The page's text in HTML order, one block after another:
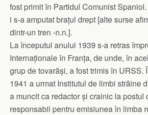
fost primit în Partidul Comunist
i s-a amputat brațul drept [alte surse
dintr-un tren -n.n.].
La începutul anului 1939 s-a retras
Internaționale în Franța, de unde, în
grup de tovarăși, a fost trimis în URSS.
1941 a urmat Institutul de limbi străine
a muncit ca redactor și crainic la postul
responsabil pentru emisiunea în limba